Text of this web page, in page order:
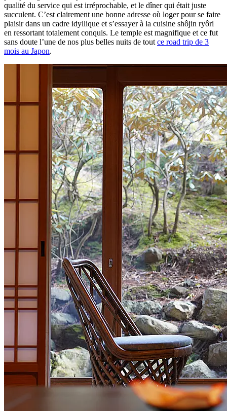
qualité du service qui est irréprochable, et le dîner qui était juste
succulent. C’est clairement une bonne adresse où loger pour se faire
plaisir dans un cadre idyllique et s’essayer à la cuisine shôjin ryôri
en ressortant totalement conquis. Le temple est magnifique et ce fut
sans doute l’une de nos plus belles nuits de tout ce road trip de 3
mois au Japon.